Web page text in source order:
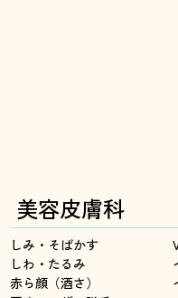
美容皮膚科
しみ・そばかす
しわ・たるみ
赤ら顔（酒さ）